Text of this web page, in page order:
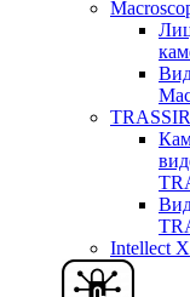
TRASSIR
Intellect X